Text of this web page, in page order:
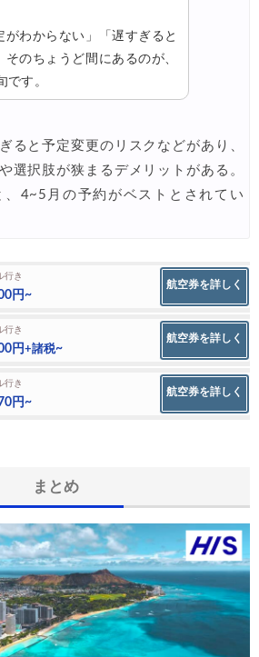
がわからない」「遅すぎると
のちょうど間にあるのが、
です。
ると予定変更のリスクなどがあり、
選択肢が狭まるデメリットがある。
、4~5月の予約がベストとされてい
行き
円~
航空券を詳しく
行き
円+諸税~
航空券を詳しく
行き
円~
航空券を詳しく
まとめ